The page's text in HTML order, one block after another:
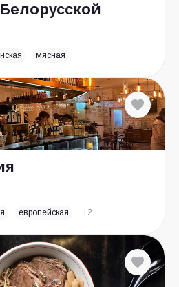
мясная
европейская +2